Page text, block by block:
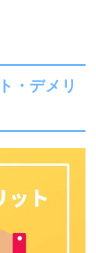
・デメリ